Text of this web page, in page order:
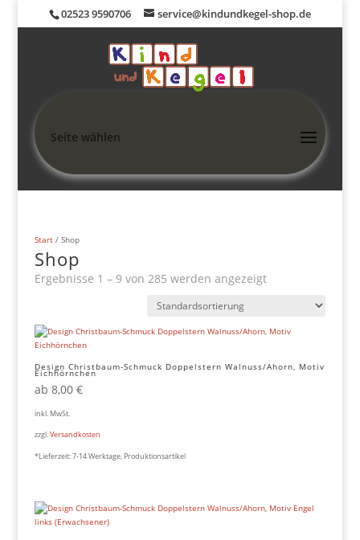
02523 9590706 service@kindundkegel-shop.de
Seite wählen
Start/ Shop
Shop
Ergebnisse 1 – 9 von 285 werden angezeigt
Design Christbaum-Schmuck Doppelstern Walnuss/Ahorn, Motiv
Eichhörnchen
ab 8,00 €
inkl. MwSt.
zzgl.Versandkosten
*Lieferzeit:7-14 Werktage, Produktionsartikel